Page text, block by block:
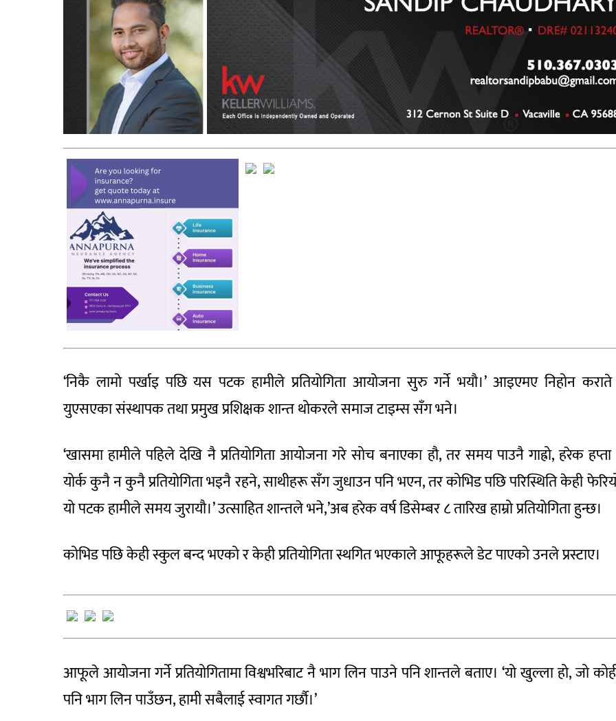
‘निकै लामो पर्खाइ पछि यस पटक हामीले प्रतियोगिता आयोजना सुरु गर्ने भयौ।’ आइएमए निहोन कराते
युएसएका संस्थापक तथा प्रमुख प्रशिक्षक शान्त थोकरले समाज टाइम्स सँग भने।
‘खासमा हामीले पहिले देखि नै प्रतियोगिता आयोजना गरे सोच बनाएका हौ, तर समय पाउनै गाह्रो, हरेक
योर्क कुनै न कुनै प्रतियोगिता भइनै रहने, साथीहरू सँग जुधाउन पनि भएन, तर कोभिड पछि परिस्थिति केही
यो पटक हामीले समय जुरायौ।’ उत्साहित शान्तले भने,’अब हरेक वर्ष डिसेम्बर ८ तारिख हाम्रो प्रतियोगिता हुन्छ।
कोभिड पछि केही स्कुल बन्द भएको र केही प्रतियोगिता स्थगित भएकाले आफूहरूले डेट पाएको उनले प्रस्टाए।
आफूले आयोजना गर्ने प्रतियोगितामा विश्वभरिबाट नै भाग लिन पाउने पनि शान्तले बताए। ‘यो खुल्ला हो, जो
पनि भाग लिन पाउँछन, हामी सबैलाई स्वागत गर्छौ।’